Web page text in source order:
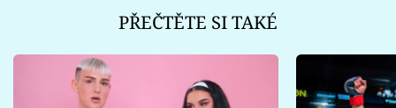
PŘEČTĚTE SI TAKÉ